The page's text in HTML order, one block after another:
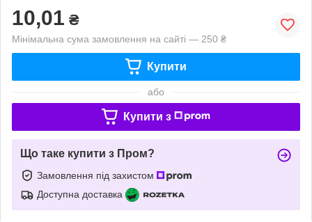
10,01 ₴
Мінімальна сума замовлення на сайті — 250 ₴
Купити
або
Купити з
Що таке купити з Пром?
Замовлення під захистом
Доступна доставка